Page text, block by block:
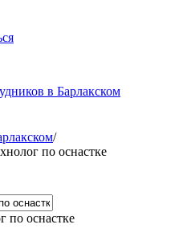
в Барлакском
/
по оснастке
по оснастке